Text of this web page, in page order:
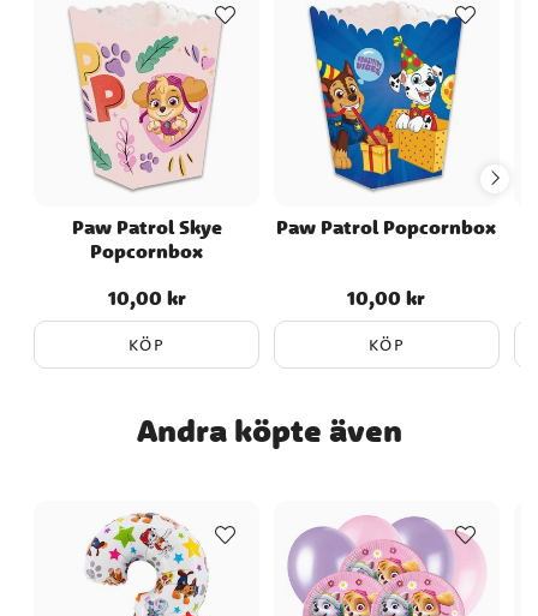
Paw Patrol Skye
Popcornbox
Pris:10,00 kr
10,00 kr
KÖP
Paw Patrol Popcornbox
Pris:10,00 kr
10,00 kr
KÖP
Andra köpte även